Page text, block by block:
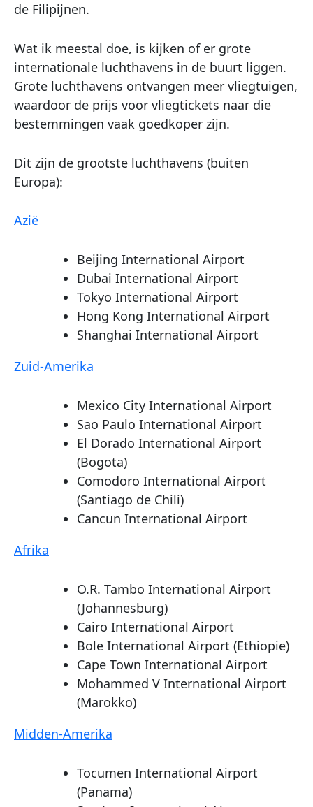
de Filipijnen.
Wat ik meestal doe, is kijken of er grote
internationale luchthavens in de buurt liggen.
Grote luchthavens ontvangen meer vliegtuigen,
waardoor de prijs voor vliegtickets naar die
bestemmingen vaak goedkoper zijn.
Dit zijn de grootste luchthavens (buiten
Europa):
Azië
Beijing International Airport
Dubai International Airport
Tokyo International Airport
Hong Kong International Airport
Shanghai International Airport
Zuid-Amerika
Mexico City International Airport
Sao Paulo International Airport
El Dorado International Airport
(Bogota)
Comodoro International Airport
(Santiago de Chili)
Cancun International Airport
Afrika
O.R. Tambo International Airport
(Johannesburg)
Cairo International Airport
Bole International Airport (Ethiopie)
Cape Town International Airport
Mohammed V International Airport
(Marokko)
Midden-Amerika
Tocumen International Airport
(Panama)